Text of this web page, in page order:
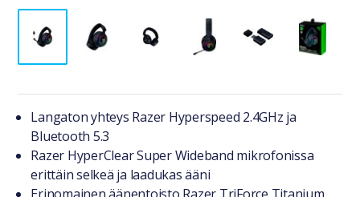
Tuotteesta lyhyesti
Langaton yhteys Razer Hyperspeed 2.4GHz ja
Bluetooth 5.3
Razer HyperClear Super Wideband mikrofonissa
erittäin selkeä ja laadukas ääni